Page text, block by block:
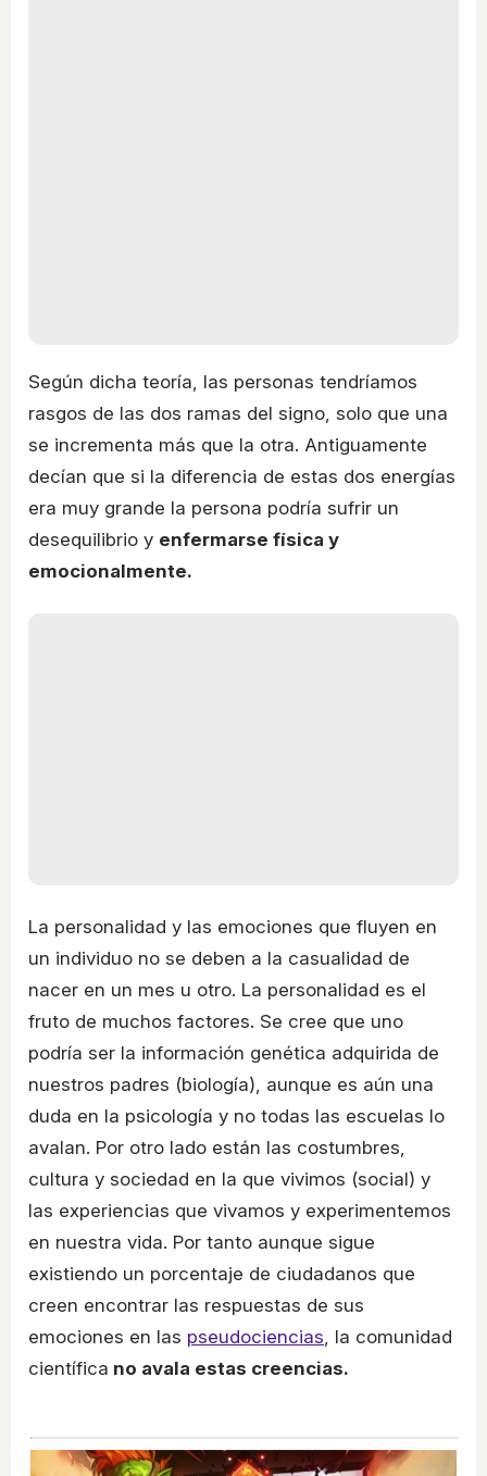
Según dicha teoría, las personas tendríamos
rasgos de las dos ramas del signo, solo que una
se incrementa más que la otra. Antiguamente
decían que si la diferencia de estas dos energías
era muy grande la persona podría sufrir un
desequilibrio y enfermarse física y
emocionalmente.
La personalidad y las emociones que fluyen en
un individuo no se deben a la casualidad de
nacer en un mes u otro. La personalidad es el
fruto de muchos factores. Se cree que uno
podría ser la información genética adquirida de
nuestros padres (biología), aunque es aún una
duda en la psicología y no todas las escuelas lo
avalan. Por otro lado están las costumbres,
cultura y sociedad en la que vivimos (social) y
las experiencias que vivamos y experimentemos
en nuestra vida. Por tanto aunque sigue
existiendo un porcentaje de ciudadanos que
creen encontrar las respuestas de sus
emociones en las pseudociencias, la comunidad
científica no avala estas creencias.